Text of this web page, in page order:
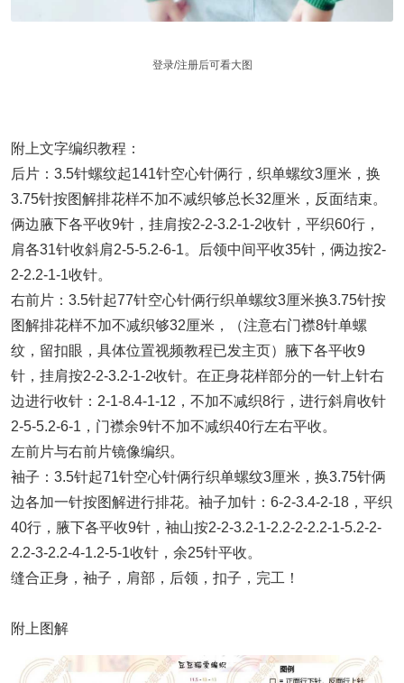
登录/注册后可看大图
附上文字编织教程：
后片：3.5针螺纹起141针空心针俩行，织单螺纹3厘米，换
3.75针按图解排花样不加不减织够总长32厘米，反面结束。
俩边腋下各平收9针，挂肩按2-2-3.2-1-2收针，平织60行，
肩各31针收斜肩2-5-5.2-6-1。后领中间平收35针，俩边按2-
2-2.2-1-1收针。
右前片：3.5针起77针空心针俩行织单螺纹3厘米换3.75针按
图解排花样不加不减织够32厘米，（注意右门襟8针单螺
纹，留扣眼，具体位置视频教程已发主页）腋下各平收9
针，挂肩按2-2-3.2-1-2收针。在正身花样部分的一针上针右
边进行收针：2-1-8.4-1-12，不加不减织8行，进行斜肩收针
2-5-5.2-6-1，门襟余9针不加不减织40行左右平收。
左前片与右前片镜像编织。
袖子：3.5针起71针空心针俩行织单螺纹3厘米，换3.75针俩
边各加一针按图解进行排花。袖子加针：6-2-3.4-2-18，平织
40行，腋下各平收9针，袖山按2-2-3.2-1-2.2-2-2.2-1-5.2-2-
2.2-3-2.2-4-1.2-5-1收针，余25针平收。
缝合正身，袖子，肩部，后领，扣子，完工！
附上图解